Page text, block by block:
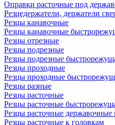
Оправки расточные под
Резцедержатели, держатели
Резцы канавочные
Резцы канавочные
Резцы отрезные
Резцы подрезные
Резцы подрезные
Резцы проходные
Резцы проходные
Резцы разные
Резцы расточные
Резцы расточные
Резцы расточные
Резцы расточные к головкам